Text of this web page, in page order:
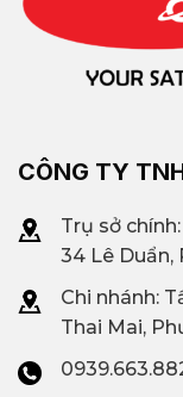
CÔNG TY
Trụ sở
34 Lê Duẩn,
Chi nhánh: T
Thai Mai,